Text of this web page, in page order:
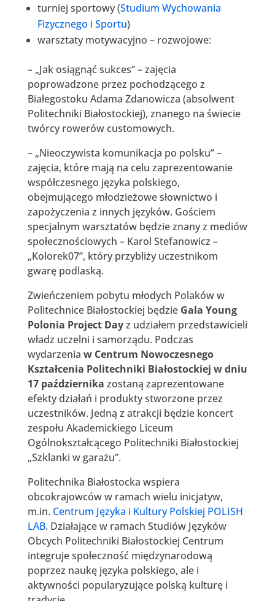
turniej sportowy (Studium Wychowania
Fizycznego i Sportu)
warsztaty motywacyjno – rozwojowe:
– „Jak osiągnąć sukces” – zajęcia
poprowadzone przez pochodzącego z
Białegostoku Adama Zdanowicza (absolwent
Politechniki Białostockiej), znanego na świecie
twórcy rowerów customowych.
– „Nieoczywista komunikacja po polsku” –
zajęcia, które mają na celu zaprezentowanie
współczesnego języka polskiego,
obejmującego młodzieżowe słownictwo i
zapożyczenia z innych języków. Gościem
specjalnym warsztatów będzie znany z mediów
społecznościowych – Karol Stefanowicz –
„Kolorek07”, który przybliży uczestnikom
gwarę podlaską.
Zwieńczeniem pobytu młodych Polaków w
Politechnice Białostockiej będzie Gala Young
Polonia Project Dayz udziałem przedstawicieli
władz uczelni i samorządu. Podczas
wydarzenia w Centrum Nowoczesnego
Kształcenia Politechniki Białostockiej w dniu
17 października zostaną zaprezentowane
efekty działań i produkty stworzone przez
uczestników. Jedną z atrakcji będzie koncert
zespołu Akademickiego Liceum
Ogólnokształcącego Politechniki Białostockiej
„Szklanki w garażu”.
Politechnika Białostocka wspiera
obcokrajowców w ramach wielu inicjatyw,
m.in. Centrum Języka i Kultury Polskiej POLISH
LAB. Działające w ramach Studiów Języków
Obcych Politechniki Białostockiej Centrum
integruje społeczność międzynarodową
poprzez naukę języka polskiego, ale i
aktywności popularyzujące polską kulturę i